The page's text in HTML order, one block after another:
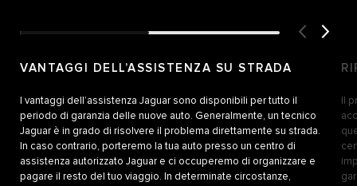
VANTAGGI DELL’ASSISTENZA SU STRADA
I vantaggi dell’assistenza Jaguar sono disponibili per tutto il
periodo di garanzia delle nuove auto. Generalmente, un tecnico
Jaguar è in grado di risolvere il problema direttamente su strada.
In caso contrario, porteremo la tua auto presso un centro di
assistenza autorizzato Jaguar e ci occuperemo di organizzare e
pagare il resto del tuo viaggio. In determinate circostanze,
Il